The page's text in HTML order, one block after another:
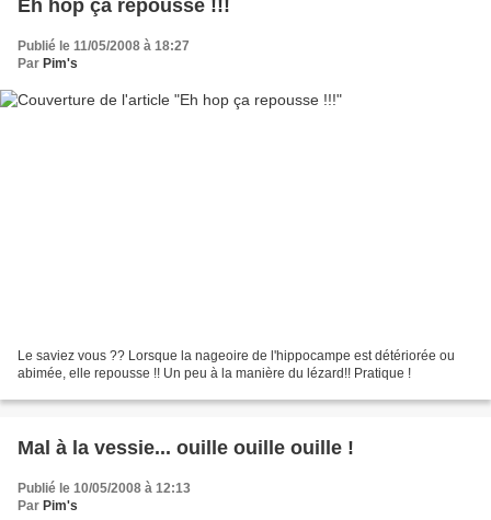
Eh hop ça repousse !!!
Publié le 11/05/2008 à 18:27
Par Pim's
Le saviez vous ?? Lorsque la nageoire de l'hippocampe est détériorée ou
abimée, elle repousse !! Un peu à la manière du lézard!! Pratique !
Mal à la vessie... ouille ouille ouille !
Publié le 10/05/2008 à 12:13
Par Pim's